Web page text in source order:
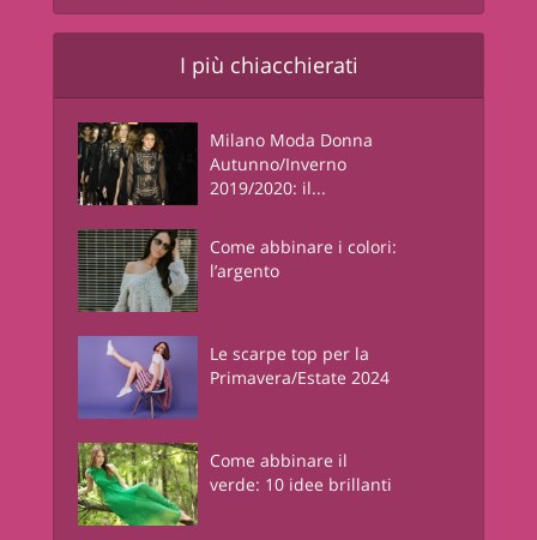
I più chiacchierati
Milano Moda Donna
Autunno/Inverno
2019/2020: il...
Come abbinare i colori:
l’argento
Le scarpe top per la
Primavera/Estate 2024
Come abbinare il
verde: 10 idee brillanti